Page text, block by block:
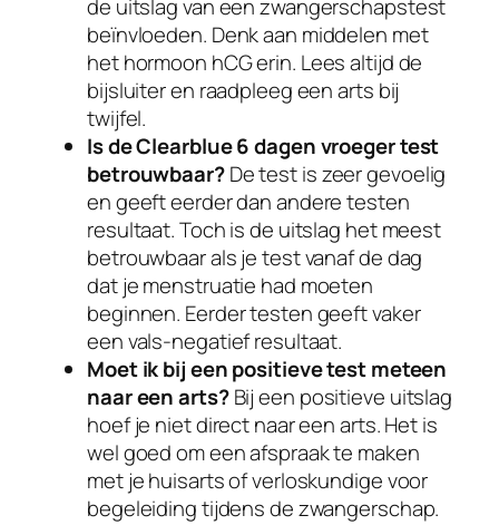
de uitslag van een zwangerschapstest
beïnvloeden. Denk aan middelen met
het hormoon hCG erin. Lees altijd de
bijsluiter en raadpleeg een arts bij
twijfel.
Is de Clearblue 6 dagen vroeger test
betrouwbaar?De test is zeer gevoelig
en geeft eerder dan andere testen
resultaat. Toch is de uitslag het meest
betrouwbaar als je test vanaf de dag
dat je menstruatie had moeten
beginnen. Eerder testen geeft vaker
een vals-negatief resultaat.
Moet ik bij een positieve test meteen
naar een arts?Bij een positieve uitslag
hoef je niet direct naar een arts. Het is
wel goed om een afspraak te maken
met je huisarts of verloskundige voor
begeleiding tijdens de zwangerschap.